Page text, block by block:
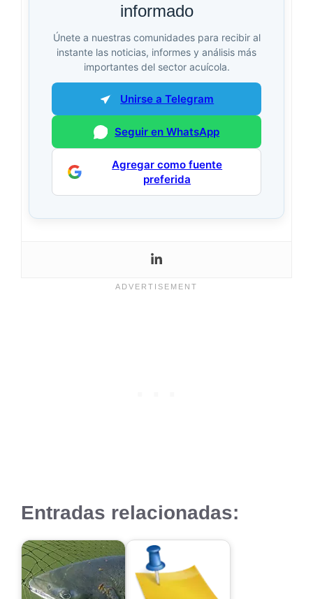
informado
Únete a nuestras comunidades para recibir al
instante las noticias, informes y análisis más
importantes del sector acuícola.
Unirse a Telegram
Seguir en WhatsApp
Agregar como fuente
preferida
Entradas relacionadas: